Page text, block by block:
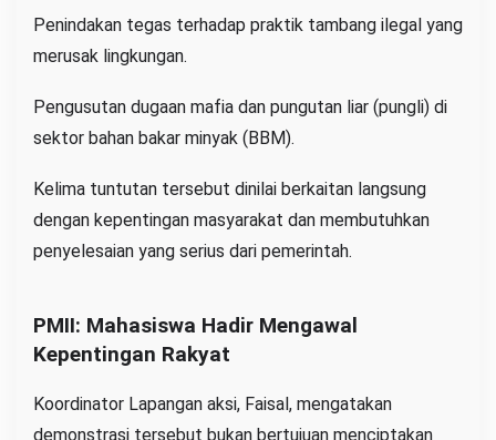
Penindakan tegas terhadap praktik tambang ilegal yang
merusak lingkungan.
Pengusutan dugaan mafia dan pungutan liar (pungli) di
sektor bahan bakar minyak (BBM).
Kelima tuntutan tersebut dinilai berkaitan langsung
dengan kepentingan masyarakat dan membutuhkan
penyelesaian yang serius dari pemerintah.
PMII: Mahasiswa Hadir Mengawal
Kepentingan Rakyat
Koordinator Lapangan aksi, Faisal, mengatakan
demonstrasi tersebut bukan bertujuan menciptakan